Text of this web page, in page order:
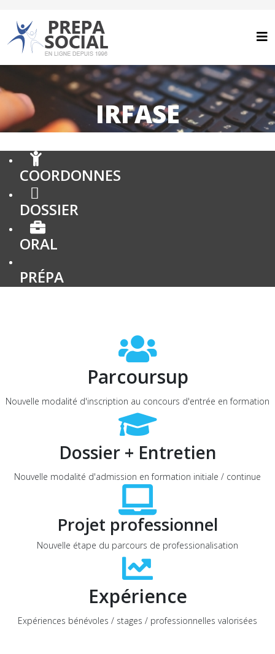
IRFASE
COORDONNES
DOSSIER
ORAL
PRÉPA
Parcoursup
Nouvelle modalité d'inscription au concours d'entrée en formation
Dossier + Entretien
Nouvelle modalité d'admission en formation initiale / continue
Projet professionnel
Nouvelle étape du parcours de professionalisation
Expérience
Expériences bénévoles / stages / professionnelles valorisées